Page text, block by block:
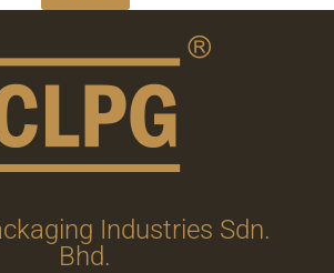
Industries Sdn.
Bhd.